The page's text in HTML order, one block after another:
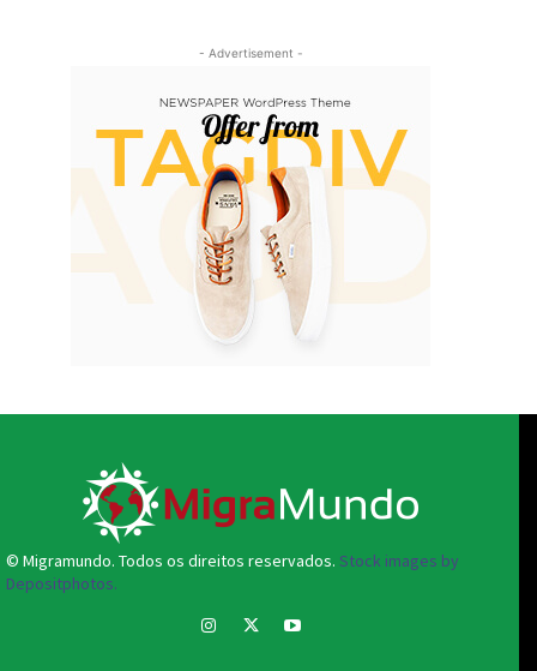
- Advertisement -
© Migramundo. Todos os direitos reservados. Stock images by
Depositphotos.